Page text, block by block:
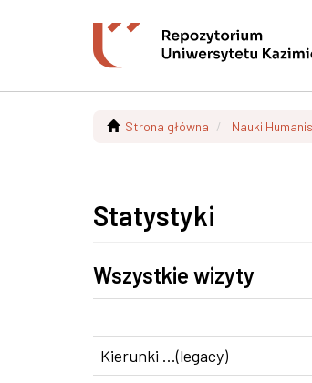
Strona główna Nauki
Statystyki
Wszystkie wizyty
Kierunki ...(legacy)